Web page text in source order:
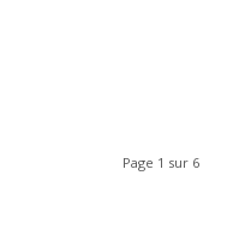
Page 1 sur 6